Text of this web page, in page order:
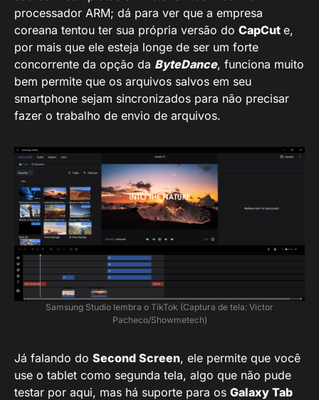
processador ARM; dá para ver que a empresa
coreana tentou ter sua própria versão do CapCut e,
por mais que ele esteja longe de ser um forte
concorrente da opção da ByteDance, funciona muito
bem permite que os arquivos salvos em seu
smartphone sejam sincronizados para não precisar
fazer o trabalho de envio de arquivos.
Samsung Studio lembra o TikTok (Captura de tela: Victor
Pacheco/Showmetech)
Já falando do Second Screen, ele permite que você
use o tablet como segunda tela, algo que não pude
testar por aqui, mas há suporte para os Galaxy Tab